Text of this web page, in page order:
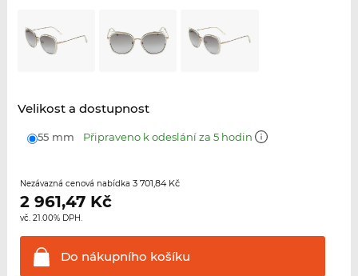
Velikost a dostupnost
55 mm Připraveno k odeslání za 5 hodin
Nezávazná cenová nabídka 3 701,84 Kč
2 961,47Kč
vč. 21.00% DPH.
Do nákupního košíku